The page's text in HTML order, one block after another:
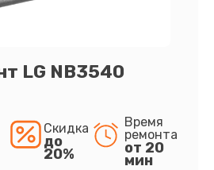
LG NB3540
Скидка
до
20%
Время
ремонта
от 20
мин